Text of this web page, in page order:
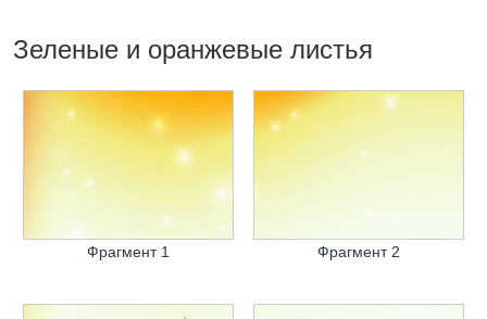
Зеленые и оранжевые листья
Фрагмент 1 Фрагмент 2